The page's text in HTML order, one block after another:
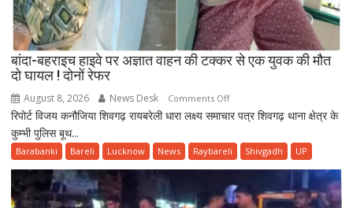
बांदा-बहराइच हाइवे पर अज्ञात वाहन की टक्कर से एक युवक की मौत
दो घायल ! दोनों रेफर
August 8, 2026 News Desk Comments Offon
बांदा-
हाइवे
अज्ञात
वाहन
रिपोर्ट विजय कनौजिया शिवगढ़ रायबरेली धारा लक्ष्य समाचार पत्र शिवगढ़ थाना क्षेत्र के
कुम्भी पुलिस बूथ...
Barabanki Bareli Lucknow News Raybareli Shivgadh UP